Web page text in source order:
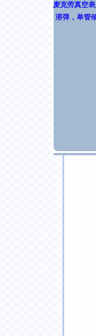
麦克劳真空
溶弹 ， 单管